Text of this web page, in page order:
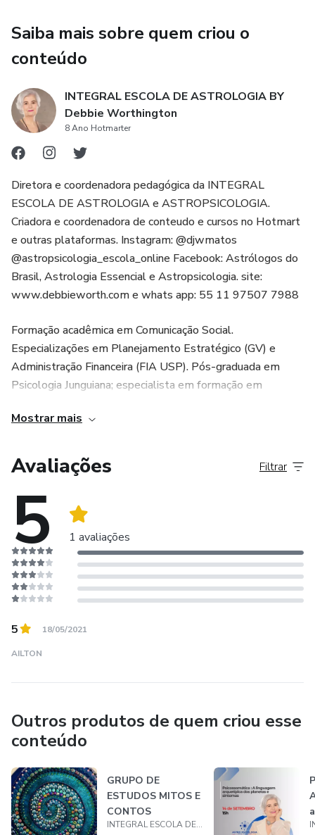
Saiba mais sobre quem criou o
conteúdo
INTEGRAL ESCOLA DE ASTROLOGIA BY
Debbie Worthington
8 Ano Hotmarter
Diretora e coordenadora pedagógica da INTEGRAL
ESCOLA DE ASTROLOGIA e ASTROPSICOLOGIA.
Criadora e coordenadora de conteudo e cursos no Hotmart
e outras plataformas. Instagram: @djwmatos
@astropsicologia_escola_online Facebook: Astrólogos do
Brasil, Astrologia Essencial e Astropsicologia. site:
www.debbieworth.com e whats app: 55 11 97507 7988
Formação acadêmica em Comunicação Social.
Especializações em Planejamento Estratégico (GV) e
Administração Financeira (FIA USP). Pós-graduada em
Psicologia Junguiana; especialista em formação em
astrologia há 20 anos. Pesquisadora e autora de artigos e
Regulus, CNA e Astrological Association no Reino Unido.
Ex-presidente da CNA, gestão 2018 - 2020.
Mostrar mais
Avaliações
5 1 avaliações
Filtrar
5 18/05/2021
AILTON
Outros produtos de quem criou esse
conteúdo
GRUPO DE
ESTUDOS MITOS E
CONTOS
INTEGRAL ESCOLA DE ASTROLOGIA BY Debbie Worthington